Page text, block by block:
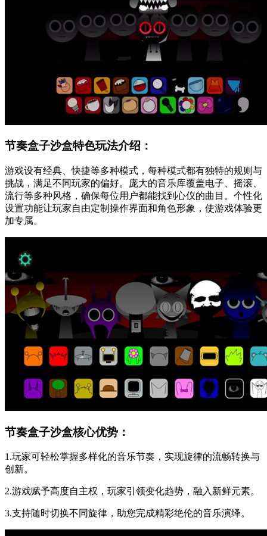
节奏盒子沙盒特色玩法介绍：
游戏设有经典、快捷等多种模式，每种模式都有独特的规则与
挑战，满足不同玩家的偏好。庞大的音乐库覆盖电子、摇滚、
流行等多种风格，确保每位用户都能找到心仪的曲目。个性化
设置功能让玩家自由定制操作界面和角色形象，使游戏体验更
加专属。
节奏盒子沙盒核心优势：
1.玩家可轻松掌握多样化的音乐节奏，实现旋律的流畅转换与
创新。
2.游戏赋予高度自主权，玩家引领变化趋势，融入新鲜元素。
3.支持随时切换不同旋律，助您完成精彩绝伦的音乐演绎。